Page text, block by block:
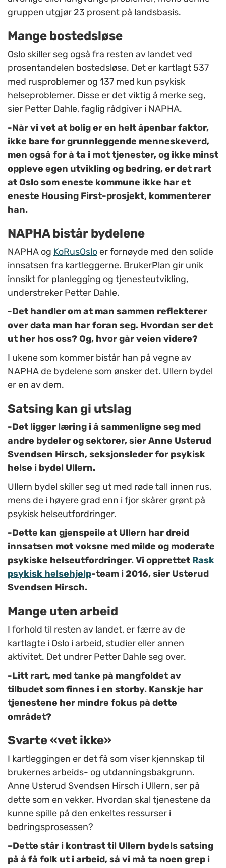
gruppen utgjør 23 prosent på landsbasis.
Mange bostedsløse
Oslo skiller seg også fra resten av landet ved
prosentandelen bostedsløse. Det er kartlagt 537
med rusproblemer og 137 med kun psykisk
helseproblemer. Disse er det viktig å merke seg,
sier Petter Dahle, faglig rådgiver i NAPHA.
-Når vi vet at bolig er en helt åpenbar faktor,
ikke bare for grunnleggende menneskeverd,
men også for å ta i mot tjenester, og ikke minst
oppleve egen utvikling og bedring, er det rart
at Oslo som eneste kommune ikke har et
eneste Housing First-prosjekt, kommenterer
han.
NAPHA bistår bydelene
NAPHA og KoRusOslo er fornøyde med den solide
innsatsen fra kartleggerne. BrukerPlan gir unik
innsikt for planlegging og tjenesteutvikling,
understreker Petter Dahle.
-Det handler om at man sammen reflekterer
over data man har foran seg. Hvordan ser det
ut her hos oss? Og, hvor går veien videre?
I ukene som kommer bistår han på vegne av
NAPHA de bydelene som ønsker det. Ullern bydel
er en av dem.
Satsing kan gi utslag
-Det ligger læring i å sammenligne seg med
andre bydeler og sektorer, sier Anne Usterud
Svendsen Hirsch, seksjonsleder for psykisk
helse i bydel Ullern.
Ullern bydel skiller seg ut med røde tall innen rus,
mens de i høyere grad enn i fjor skårer grønt på
psykisk helseutfordringer.
-Dette kan gjenspeile at Ullern har dreid
innsatsen mot voksne med milde og moderate
psykiske helseutfordringer. Vi opprettet Rask
psykisk helsehjelp-team i 2016, sier Usterud
Svendsen Hirsch.
Mange uten arbeid
I forhold til resten av landet, er færre av de
kartlagte i Oslo i arbeid, studier eller annen
aktivitet. Det undrer Petter Dahle seg over.
-Litt rart, med tanke på mangfoldet av
tilbudet som finnes i en storby. Kanskje har
tjenestene her mindre fokus på dette
området?
Svarte «vet ikke»
I kartleggingen er det få som viser kjennskap til
brukernes arbeids- og utdanningsbakgrunn.
Anne Usterud Svendsen Hirsch i Ullern, ser på
dette som en vekker. Hvordan skal tjenestene da
kunne spille på den enkeltes ressurser i
bedringsprosessen?
–Dette står i kontrast til Ullern bydels satsing
på å få folk ut i arbeid, så vi må ta noen grep i